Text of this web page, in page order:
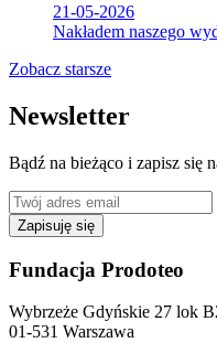
21-05-2026
Nakładem naszego
Zobacz starsze
Newsletter
Bądź na bieżąco i zapisz się
Zapisuję się
Fundacja Prodoteo
Wybrzeże Gdyńskie 27 lok
01-531 Warszawa